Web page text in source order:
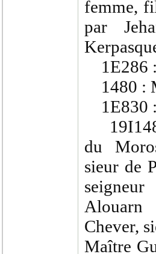
femme,
par
1E286
1480 :
1E830
du
sieur de
Chever,
Maître